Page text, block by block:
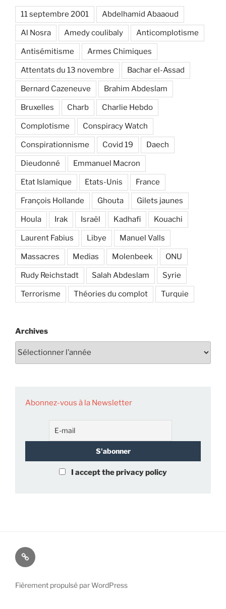
11 septembre 2001 Abdelhamid Abaaoud
Al Nosra Amedy coulibaly Anticomplotisme
Antisémitisme Armes Chimiques
Attentats du 13 novembre Bachar el-Assad
Bernard Cazeneuve Brahim Abdeslam
Bruxelles Charb Charlie Hebdo
Complotisme Conspiracy Watch
Conspirationnisme Covid 19 Daech
Dieudonné Emmanuel Macron
Etat Islamique Etats-Unis France
François Hollande Ghouta Gilets jaunes
Houla Irak Israël Kadhafi Kouachi
Laurent Fabius Libye Manuel Valls
Massacres Medias Molenbeek ONU
Rudy Reichstadt Salah Abdeslam Syrie
Terrorisme Théories du complot Turquie
Archives
Abonnez-vous à la Newsletter
I accept the privacy policy
À
propos
Fièrement propulsé par WordPress